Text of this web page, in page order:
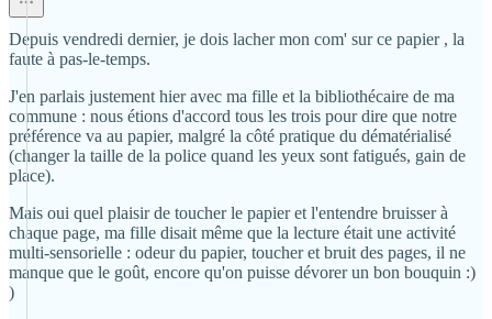
Depuis vendredi dernier, je dois lacher mon com' sur ce papier , la
faute à pas-le-temps.
J'en parlais justement hier avec ma fille et la bibliothécaire de ma
commune : nous étions d'accord tous les trois pour dire que notre
préférence va au papier, malgré la côté pratique du dématérialisé
(changer la taille de la police quand les yeux sont fatigués, gain de
place).
Mais oui quel plaisir de toucher le papier et l'entendre bruisser à
chaque page, ma fille disait même que la lecture était une activité
multi-sensorielle : odeur du papier, toucher et bruit des pages, il ne
manque que le goût, encore qu'on puisse dévorer un bon bouquin :)
)